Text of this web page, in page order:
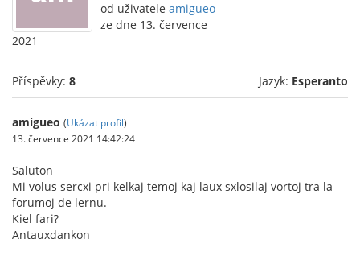
od uživatele amigueo
ze dne 13. července
2021
Příspěvky: 8 Jazyk: Esperanto
amigueo (Ukázat profil)
13. července 2021 14:42:24
Saluton
Mi volus sercxi pri kelkaj temoj kaj laux sxlosilaj vortoj tra la
forumoj de lernu.
Kiel fari?
Antauxdankon